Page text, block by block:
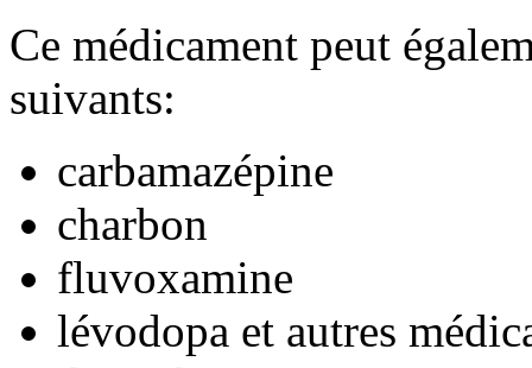
Ce médicament peut
suivants:
carbamazépine
charbon
fluvoxamine
lévodopa et autres